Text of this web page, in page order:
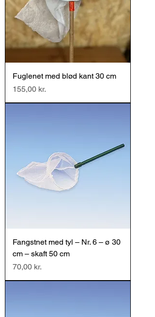
Fuglenet med blød kant 30 cm
Pris
155,00 kr.
Fangstnet med tyl – Nr. 6 – ø 30
cm – skaft 50 cm
Pris
70,00 kr.